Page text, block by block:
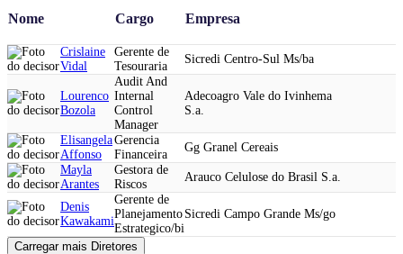
Nome Cargo Empresa
Crislaine
Vidal
Gerente de
Tesouraria
Sicredi Centro-Sul Ms/ba
Lourenco
Bozola
Audit And
Internal
Control
Manager
Adecoagro Vale do Ivinhema
S.a.
Elisangela
Affonso
Gerencia
Financeira
Gg Granel Cereais
Mayla
Arantes
Gestora de
Riscos
Arauco Celulose do Brasil S.a.
Denis
Kawakami
Gerente de
Planejamento
Estrategico/bi
Sicredi Campo Grande Ms/go
Carregar mais Diretores